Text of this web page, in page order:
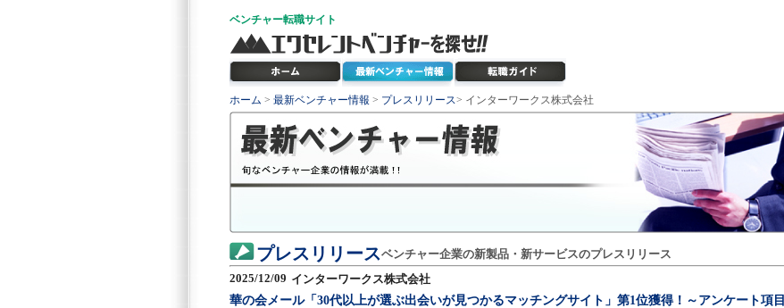
ベンチャー転職サイト
ホーム > 最新ベンチャー情報 > プレスリリース> インターワークス株式会社
プレスリリースベンチャー企業の新製品・新サービスのプレスリリース
2025/12/09 インターワークス株式会社
華の会メール「30代以上が選ぶ出会いが見つかるマッチングサイト」第1位獲得！～アンケート項目